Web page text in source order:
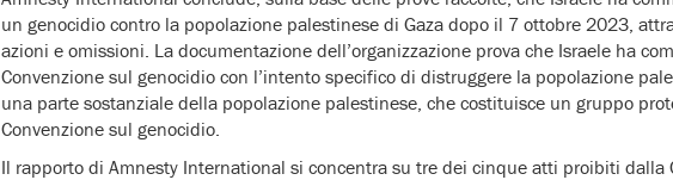
un genocidio contro la popolazione palestinese di Gaza dopo il 7 ottobre 2023,
azioni e omissioni. La documentazione dell’organizzazione prova che Israele ha
Convenzione sul genocidio con l’intento specifico di distruggere la popolazione
una parte sostanziale della popolazione palestinese, che costituisce un gruppo
Convenzione sul genocidio.
Il rapporto di Amnesty International si concentra su tre dei cinque atti proibiti dalla